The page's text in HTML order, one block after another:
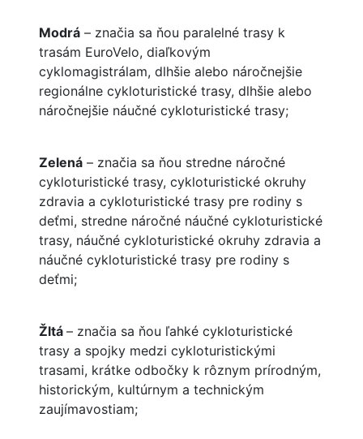
Modrá – značia sa ňou paralelné trasy k
trasám EuroVelo, diaľkovým
cyklomagistrálam, dlhšie alebo náročnejšie
regionálne cykloturistické trasy, dlhšie alebo
náročnejšie náučné cykloturistické trasy;
Zelená – značia sa ňou stredne náročné
cykloturistické trasy, cykloturistické okruhy
zdravia a cykloturistické trasy pre rodiny s
deťmi, stredne náročné náučné cykloturistické
trasy, náučné cykloturistické okruhy zdravia a
náučné cykloturistické trasy pre rodiny s
deťmi;
Žltá– značia sa ňou ľahké cykloturistické
trasy a spojky medzi cykloturistickými
trasami, krátke odbočky k rôznym prírodným,
historickým, kultúrnym a technickým
zaujímavostiam;